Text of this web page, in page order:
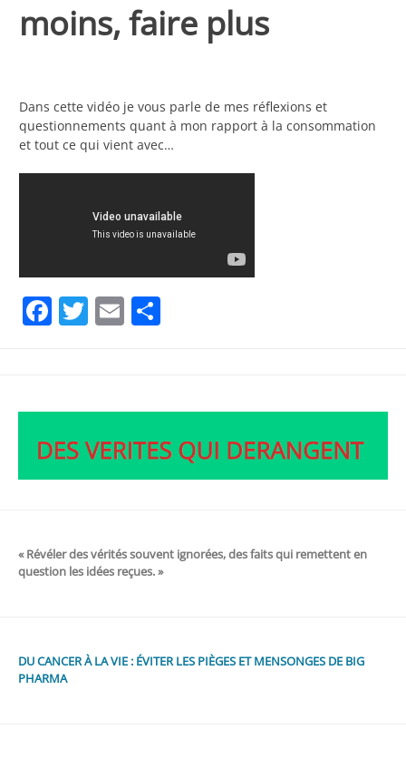
moins, faire plus
Dans cette vidéo je vous parle de mes réflexions et
questionnements quant à mon rapport à la consommation
et tout ce qui vient avec…
Facebook
Twitter
Email
« Révéler des vérités souvent ignorées, des faits qui remettent en
question les idées reçues. »
DU CANCER À LA VIE : ÉVITER LES PIÈGES ET MENSONGES DE BIG
PHARMA